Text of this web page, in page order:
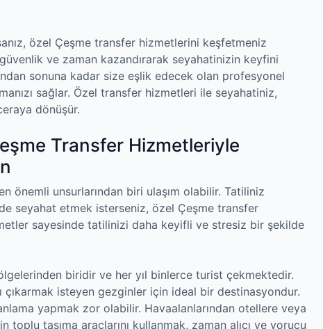
özel Çeşme transfer hizmetlerini keşfetmeniz
ve zaman kazandırarak seyahatinizin keyfini
sonuna kadar size eşlik edecek olan profesyonel
sağlar. Özel transfer hizmetleri ile seyahatiniz,
dönüşür.
Transfer Hizmetleriyle
önemli unsurlarından biri ulaşım olabilir. Tatiliniz
seyahat etmek isterseniz, özel Çeşme transfer
sayesinde tatilinizi daha keyifli ve stresiz bir şekilde
biridir ve her yıl binlerce turist çekmektedir.
çıkarmak isteyen gezginler için ideal bir destinasyondur.
yapmak zor olabilir. Havaalanlarından otellere veya
taşıma araçlarını kullanmak, zaman alıcı ve yorucu